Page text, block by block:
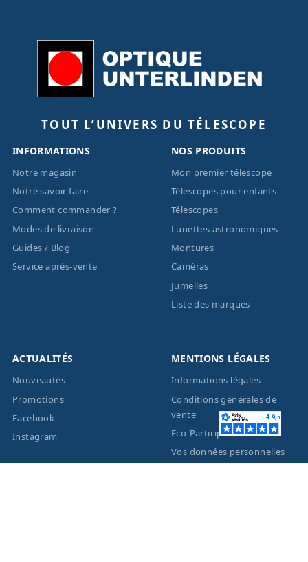
TOUT L’UNIVERS DU TÉLESCOPE
INFORMATIONS
Notre magasin
Notre savoir faire
Comment commander ?
Modes de livraison
Guides / Blog
Service après-vente
NOS PRODUITS
Mon premier télescope
Télescopes pour enfants
Télescopes
Lunettes astronomiques
Montures
Caméras
Jumelles
Liste des marques
ACTUALITÉS
Nouveautés
Promotions
Facebook
Instagram
MENTIONS LÉGALES
Informations légales
Conditions générales de
vente
Eco-Participation
Vos données personnelles